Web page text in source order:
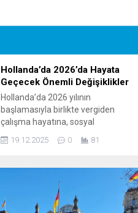
Hollanda’da 2026’da Hayata
Geçecek Önemli Değişiklikler
Hollanda’da 2026 yılının
başlamasıyla birlikte vergiden
çalışma hayatına, sosyal
politikalarından enerji ve yaşam
kapsamlı yenilikler yürürlüğe giriyor.
Bu değişiklikler milyonlarca
çalışanın, emeklinin, kiracının ve
ailelerin gündelik yaşamını
19.12.2025 0 81